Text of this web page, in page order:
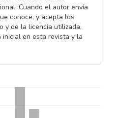
Cuando el autor envía
conoce, y acepta los
y de la licencia utilizada,
en esta revista y la